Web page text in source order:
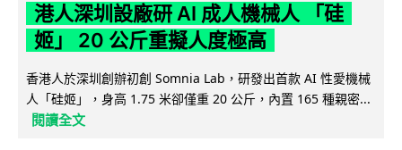
港人深圳設廠研 AI 成人機械人 「硅
姬」 20 公斤重擬人度極高
香港人於深圳創辦初創 Somnia Lab，研發出首款 AI 性愛機械
人「硅姬」，身高 1.75 米卻僅重 20 公斤，內置 165 種親密...
閱讀全文